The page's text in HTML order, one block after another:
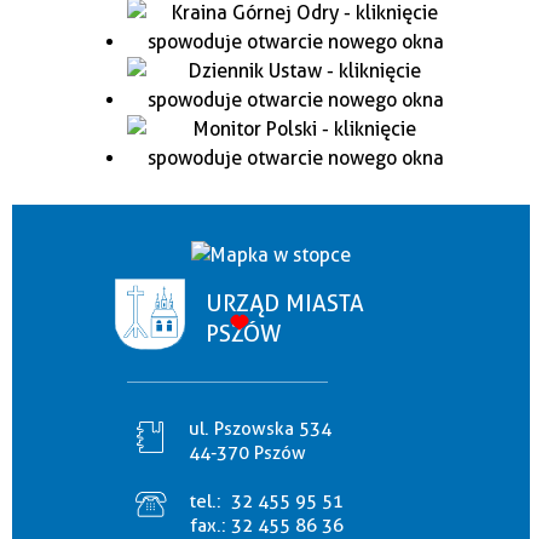
URZĄD MIASTA
PSZÓW
ul. Pszowska 534
44-370 Pszów
tel.: 32 455 95 51
fax.: 32 455 86 36